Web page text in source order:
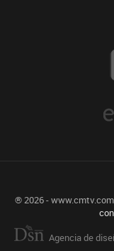
® 2026 -
Agencia de